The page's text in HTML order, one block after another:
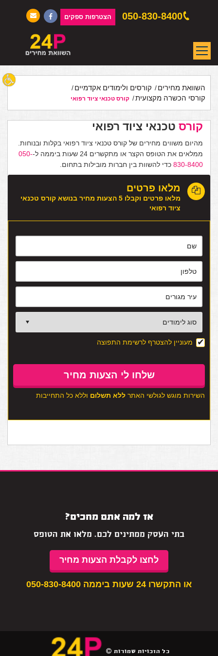
050-830-8400 הצטרפות ספקים
השוואת מחירים
קורסים ולימודים אקדמיים
קורסי הכשרה מקצועית
קורס טכנאי ציוד רפואי
קורס טכנאי ציוד רפואי
מהיום משווים מחירים של קורס טכנאי ציוד רפואי בקלות ובנוחות.
ממלאים את הטופס הקצר או מתקשרים 24 שעות ביממה ל-
050-
830-8400 כדי להשוות בין חברות מובילות בתחום.
מלאו פרטים
מלאו פרטים וקבלו 5 הצעות מחיר בנושא קורס טכנאי
ציוד רפואי
מעוניין להצטרף לרשימת התפוצה
השירות מוגש לגולשי האתר ללא תשלום וללא כל התחייבות
אז למה אתם מחכים?
בתי העסק ממתינים לכם. מלאו את הטופס
לחצו לקבלת הצעות מחיר
או התקשרו 24 שעות ביממה 050-830-8400
כל הזכויות שמורות